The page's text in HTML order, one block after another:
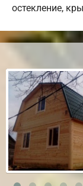
остекление,